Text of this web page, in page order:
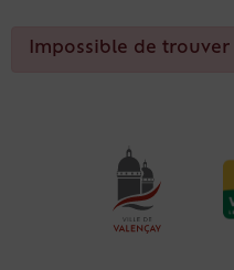
Impossible de trouver